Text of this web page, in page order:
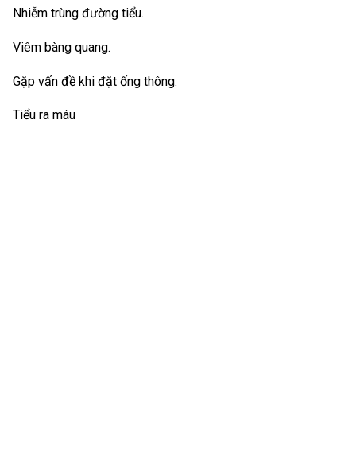
Nhiễm trùng đường tiểu.
Viêm bàng quang.
Gặp vấn đề khi đặt ống thông.
Tiểu ra máu